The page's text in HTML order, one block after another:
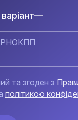
та згоден з
політикою